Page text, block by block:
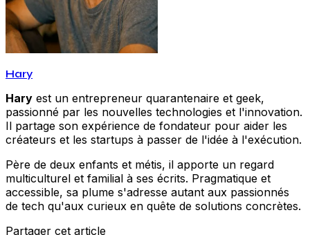
Hary
Hary est un entrepreneur quarantenaire et geek,
passionné par les nouvelles technologies et l'innovation.
Il partage son expérience de fondateur pour aider les
créateurs et les startups à passer de l'idée à l'exécution.
Père de deux enfants et métis, il apporte un regard
multiculturel et familial à ses écrits. Pragmatique et
accessible, sa plume s'adresse autant aux passionnés
de tech qu'aux curieux en quête de solutions concrètes.
Partager cet article